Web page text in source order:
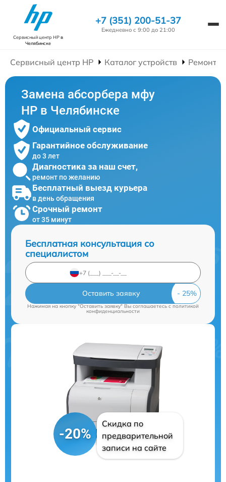
Сервисный центр HPв
Челябинске
+7 (351) 200-51-37
Ежедневно с 9:00 до 21:00
Сервисный центр HP Каталог устройств Ремонт
Замена абсорбера мфу
HP в Челябинске
Официальный сервис
Гарантийное обслуживание
до 3 лет
Диагностика за наш счет,
ремонт по желанию
Бесплатный выезд курьера
в день обращения
Срочный ремонт
от 35 минут
Бесплатная консультация со
специалистом
Оставить заявку
Нажимая на кнопку "Оставить заявку" Вы соглашаетесь cполитикой
конфиденциальности
-20%
Скидка по
предварительной
записи на сайте